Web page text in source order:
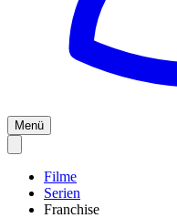
Menü
Filme
Serien
Franchise